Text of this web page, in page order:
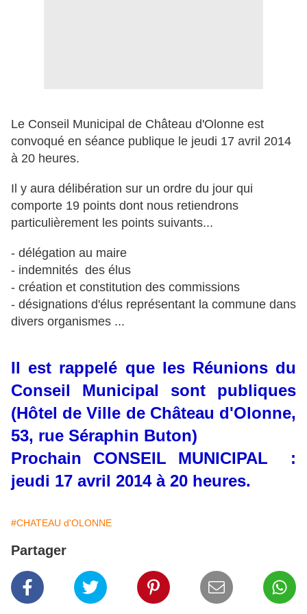
Le Conseil Municipal de Château d'Olonne est
convoqué en séance publique le jeudi 17 avril 2014
à 20 heures.
Il y aura délibération sur un ordre du jour qui
comporte 19 points dont nous retiendrons
particulièrement les points suivants...
- délégation au maire
- indemnités des élus
- création et constitution des commissions
- désignations d'élus représentant la commune dans
divers organismes ...
Il est rappelé que les Réunions du
Conseil Municipal sont publiques
(Hôtel de Ville de Château d'Olonne,
53, rue Séraphin Buton)
Prochain CONSEIL MUNICIPAL :
jeudi 17 avril 2014 à 20 heures.
#CHATEAU d'OLONNE
Partager